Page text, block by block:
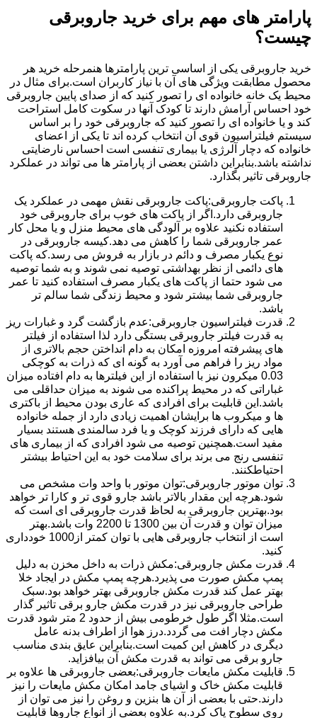
پارامتر های مهم برای خرید جاروبرقی
چیست؟
خرید جاروبرقی یکی از اساسی ترین پارامترها هنمرحله خرید هر
محصول مطابقت ویژگی های آن با نیاز کاربران است.برای مثال در
محیط یک خانه خانواده ای را تصور کنید که از صدای پایین جاروبرقی
خود احساس آرامش دارند تا کودک آنها در سکوت کامل استراحت
کند و یا خانواده ای را تصور کنید که جاروبرقی خود را بر اساس
سیستم فیلتراسیون قوی آن انتخاب کرده اند تا یکی از اعضای
خانواده که دچار آلرژی یا بیماری تنفسی است احساس نارضایتی
نداشته باشد.بنابراین داشتن بعضی از پارامتر ها می تواند در عملکرد
جاروبرقی تاثیر بگذارد.
پاکت جاروبرقی:پاکت جاروبرقی نقش مهمی در عملکرد یک
جاروبرقی دارد.اگر از پاکت های خوب برای جاروبرقی خود
استفاده نکنید علاوه بر آلودگی های محیط منزل و یا محل کار
عمر جاروبرقی شما را کاهش می دهد.کیسه جاروبرقی در
نوع یکبار مصرف و دائم در بازار به فروش می رسد.که پاکت
های دائمی از نظر بهداشتی توصیه نمی شوند و به شما توصیه
می شود حتما از پاکت های یکبار مصرف استفاده کنید تا عمر
جاروبرقی شما بیشتر شود و محیط زندگی شما سالم تر
باشد.
قدرت فیلتراسیون جاروبرقی:عدم بازگشت گرد و غبارات ریز
به قدرت فیلتر جاروبرقی بستگی دارد لذا استفاده از فیلتر
های پیشرفته امروزه امکان به دام انداختن حجم بالاتری از
مواد ریز را فراهم می آورد به گونه ای که ذرات به کوچکی
0.03 میکرون نیز با استفاده از این فیلترها به دام افتاده میزان
غباراتی که در محیط پراکنده می شوند به میزان حداقلی می
باشد.این قابلیت برای افرادی که عاری بودن محیط از باکتری
ها و میکروب ها برایشان اهمیت زیادی دارد از جمله خانواده
هایی که دارای فرزند کوچک و یا فرد سالمندی هستند بسیار
مفید است.همچنین توصیه می شود افرادی که از بیماری های
تنفسی رنج می برند برای سلامت خود به این احتیاط بیشتر
احتیاطکنند.
توان موتور جاروبرقی:توان موتور با واحد وات مشخص می
شود.هرچه این مقدار بالاتر باشد جارو قوی تر و کارا تر خواهد
بود.بهترین جاروبرقی به لحاظ قدرت جاروبرقی ای است که
میزان توان و قدرت آن بین 1300 تا 2200 وات باشد.بهتر
است از انتخاب جاروبرقی هایی با توان کمتر از1000 خودداری
کنید.
قدرت مکش جاروبرقی:مکش ذرات به داخل مخزن به دلیل
پمپ مکش صورت می پذیرد.هرچه پمپ مکش در ایجاد خلا
بهتر عمل کند قدرت مکش جاروبرقی بهتر خواهد بود.سبک
طراحی جاروبرقی نیز در قدرت مکش جارو برقی تاثیر گذار
است.مثلا اگر طول خرطومی بیش از حدود 2 متر شود قدرت
مکش دچار افت می گردد.درز هوا از اطراف بدنه عامل
دیگری در کاهش این کمیت است.بنابراین عایق بندی مناسب
جارو برقی می تواند به قدرت مکش آن بیافزاید.
قابلیت مکش مایعات جاروبرقی:بعضی جاروبرقی ها علاوه بر
قابلیت مکش خاک و اشیای جامد امکان مکش مایعات را نیز
دارند.حتی با بعضی از آن ها بنزین و روغن را نیز می توان از
روی سطوح پاک کرد.به علاوه بعضی از انواع جاروها قابلیت